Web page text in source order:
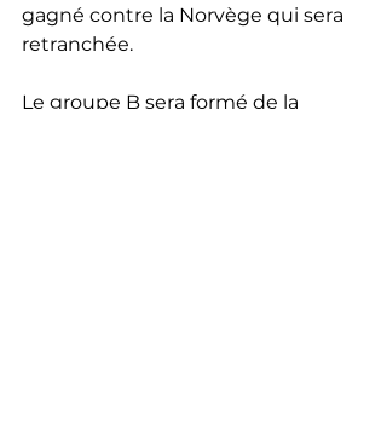
gagné contre la Norvège qui sera
retranchée.
Le groupe B sera formé de la